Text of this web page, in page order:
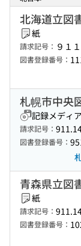
北海道立図
紙
請求記号： ９１
図書登録番号：
札幌市中央
記録メディア
請求記号：
図書登録番号：
青森県立図
紙
請求記号：
図書登録番号：